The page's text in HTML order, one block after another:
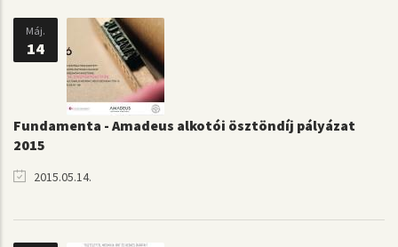
Máj.
14
Fundamenta - Amadeus alkotói ösztöndíj pályázat
2015
2015.05.14.